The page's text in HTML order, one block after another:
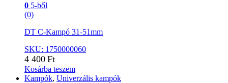
0 5-ből
(0)
DT C-Kampó 31-51mm
SKU: 1750000060
4 400 Ft
Kosárba teszem
Kampók, Univerzális kampók